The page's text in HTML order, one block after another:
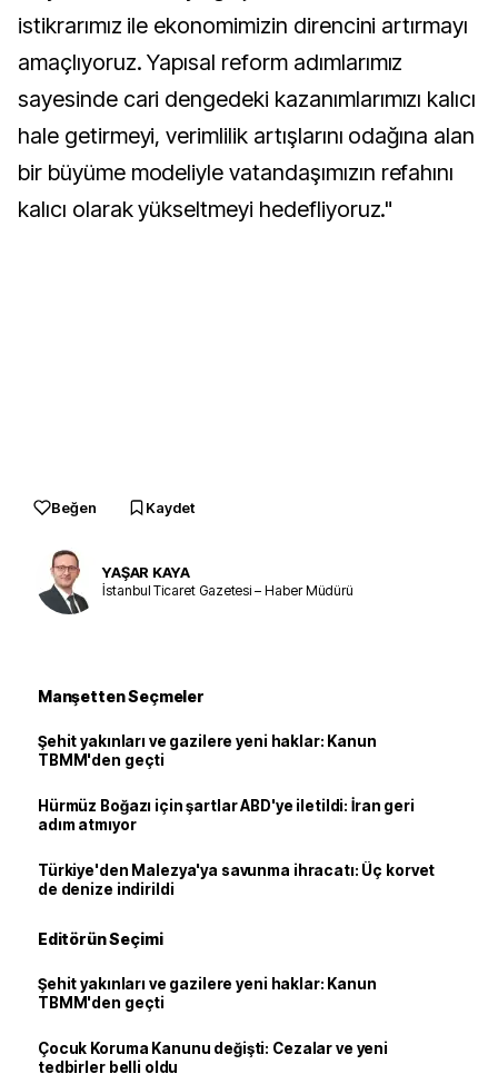
istikrarımız ile ekonomimizin direncini artırmayı
amaçlıyoruz. Yapısal reform adımlarımız
sayesinde cari dengedeki kazanımlarımızı kalıcı
hale getirmeyi, verimlilik artışlarını odağına alan
bir büyüme modeliyle vatandaşımızın refahını
kalıcı olarak yükseltmeyi hedefliyoruz."
Beğen Kaydet
YAŞAR KAYA
İstanbul Ticaret Gazetesi – Haber Müdürü
Manşetten Seçmeler
Şehit yakınları ve gazilere yeni haklar: Kanun
TBMM'den geçti
Hürmüz Boğazı için şartlar ABD'ye iletildi: İran geri
adım atmıyor
Türkiye'den Malezya'ya savunma ihracatı: Üç korvet
de denize indirildi
Editörün Seçimi
Şehit yakınları ve gazilere yeni haklar: Kanun
TBMM'den geçti
Çocuk Koruma Kanunu değişti: Cezalar ve yeni
tedbirler belli oldu